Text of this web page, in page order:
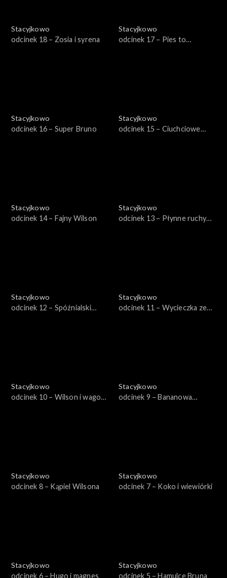
Stacyjkowo
odcinek 18 – Zosia i syrena
Stacyjkowo
odcinek 17 – Pies to
Stacyjkowo
odcinek 16 – Super Bruno
Stacyjkowo
odcinek 15 – Ciuchciowe
Stacyjkowo
odcinek 14 – Fajny Wilson
Stacyjkowo
odcinek 13 – Płynne ruchy
Stacyjkowo
odcinek 12 – Spóźnialski
Stacyjkowo
odcinek 11 – Wycieczka ze
Stacyjkowo
odcinek 10 – Wilson i wagon
Stacyjkowo
odcinek 9 – Bananowa
Stacyjkowo
odcinek 8 – Kąpiel Wilsona
Stacyjkowo
odcinek 7 – Koko i wiewiórki
Stacyjkowo
odcinek 6 – Hugo i magnes
Stacyjkowo
odcinek 5 – Hamulce Bruna